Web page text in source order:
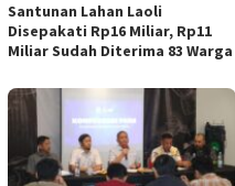
Santunan Lahan Laoli
Disepakati Rp16 Miliar, Rp11
Miliar Sudah Diterima 83 Warga